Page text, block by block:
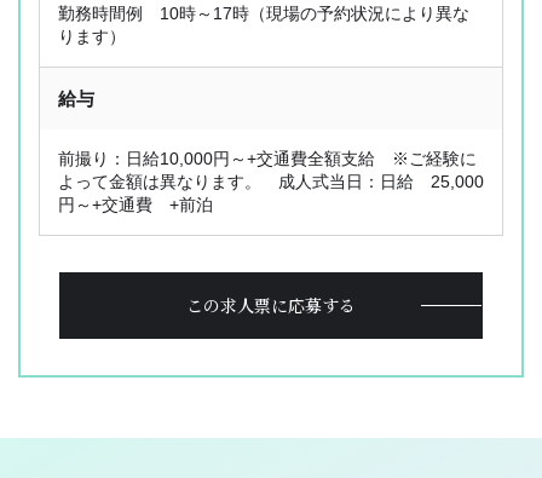
サービス内容
お仕事の流れ
採用応援サポート
Q&A
コラム
勤務時間例 10時～17時（現場の予約状況により異な
ります）
給与
前撮り：日給10,000円～+交通費全額支給 ※ご経験に
よって金額は異なります。 成人式当日：日給 25,000
円～+交通費 +前泊
この求人票に応募する